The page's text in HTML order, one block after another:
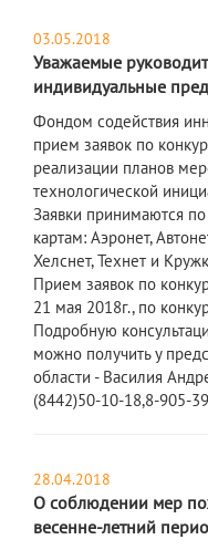
03.05.2018
Уважаемые
индивидуальные
Фондом содействия
прием заявок по
реализации планов
технологической
Заявки принимаются
картам: Аэронет,
Хелснет, Технет и
Прием заявок по
21 мая 2018г., по
Подробную
можно получить у
области - Василия
(8442)50-10-18,8-905-
28.04.2018
О соблюдении мер
весенне-летний